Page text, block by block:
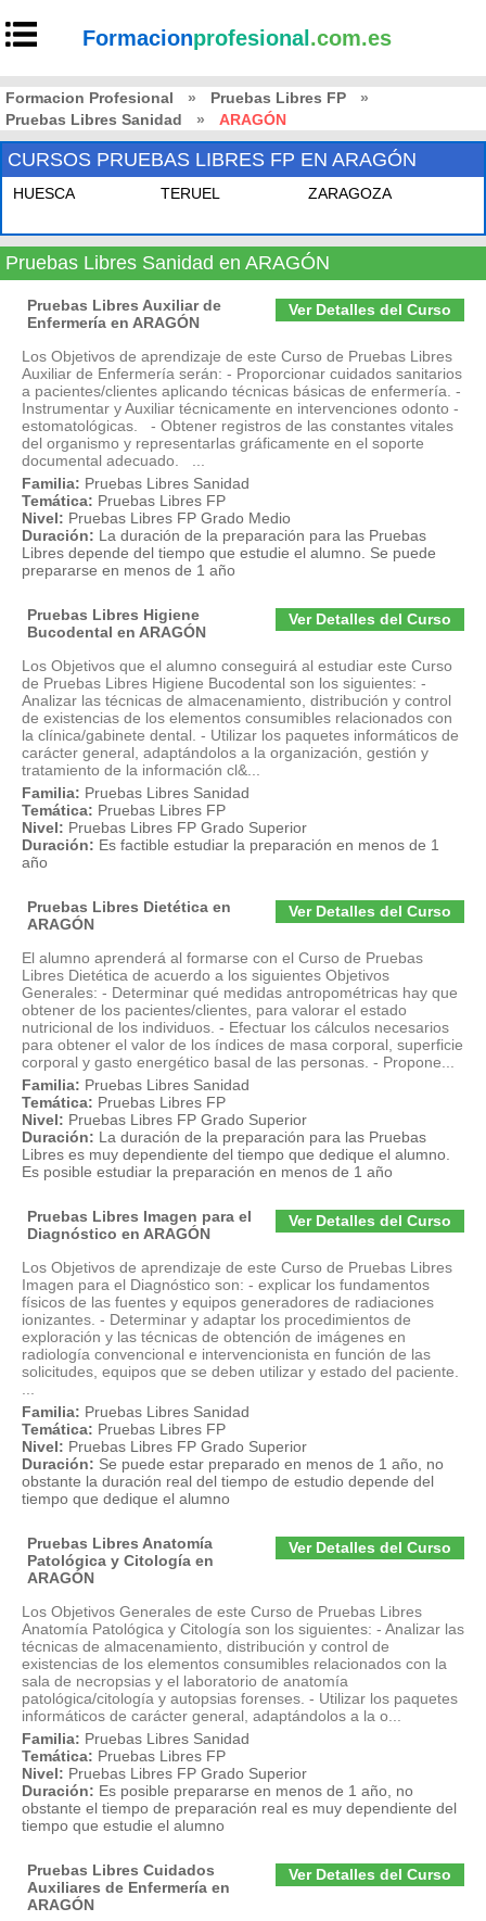
Formacionprofesional .com.es
Formacion Profesional » Pruebas Libres FP
»
Pruebas Libres Sanidad
» ARAGÓN
CURSOS PRUEBAS LIBRES FP EN ARAGÓN
HUESCA TERUEL ZARAGOZA
Pruebas Libres Sanidad en ARAGÓN
Ver Detalles del Curso
Pruebas Libres Auxiliar de
Enfermería en ARAGÓN
Los Objetivos de aprendizaje de este Curso de Pruebas Libres
Auxiliar de Enfermería serán: - Proporcionar cuidados sanitarios
a pacientes/clientes aplicando técnicas básicas de enfermería. -
Instrumentar y Auxiliar técnicamente en intervenciones odonto -
estomatológicas. - Obtener registros de las constantes vitales
del organismo y representarlas gráficamente en el soporte
documental adecuado. ...
Familia: Pruebas Libres Sanidad
Temática: Pruebas Libres FP
Nivel: Pruebas Libres FP Grado Medio
Duración: La duración de la preparación para las Pruebas
Libres depende del tiempo que estudie el alumno. Se puede
prepararse en menos de 1 año
Ver Detalles del Curso
Pruebas Libres Higiene
Bucodental en ARAGÓN
Los Objetivos que el alumno conseguirá al estudiar este Curso
de Pruebas Libres Higiene Bucodental son los siguientes: -
Analizar las técnicas de almacenamiento, distribución y control
de existencias de los elementos consumibles relacionados con
la clínica/gabinete dental. - Utilizar los paquetes informáticos de
carácter general, adaptándolos a la organización, gestión y
tratamiento de la información cl&...
Familia: Pruebas Libres Sanidad
Temática: Pruebas Libres FP
Nivel: Pruebas Libres FP Grado Superior
Duración: Es factible estudiar la preparación en menos de 1
año
Ver Detalles del Curso
Pruebas Libres Dietética en
ARAGÓN
El alumno aprenderá al formarse con el Curso de Pruebas
Libres Dietética de acuerdo a los siguientes Objetivos
Generales: - Determinar qué medidas antropométricas hay que
obtener de los pacientes/clientes, para valorar el estado
nutricional de los individuos. - Efectuar los cálculos necesarios
para obtener el valor de los índices de masa corporal, superficie
corporal y gasto energético basal de las personas. - Propone...
Familia: Pruebas Libres Sanidad
Temática: Pruebas Libres FP
Nivel: Pruebas Libres FP Grado Superior
Duración: La duración de la preparación para las Pruebas
Libres es muy dependiente del tiempo que dedique el alumno.
Es posible estudiar la preparación en menos de 1 año
Ver Detalles del Curso
Pruebas Libres Imagen para el
Diagnóstico en ARAGÓN
Los Objetivos de aprendizaje de este Curso de Pruebas Libres
Imagen para el Diagnóstico son: - explicar los fundamentos
físicos de las fuentes y equipos generadores de radiaciones
ionizantes. - Determinar y adaptar los procedimientos de
exploración y las técnicas de obtención de imágenes en
radiología convencional e intervencionista en función de las
solicitudes, equipos que se deben utilizar y estado del paciente.
Familia: Pruebas Libres Sanidad
Temática: Pruebas Libres FP
Nivel: Pruebas Libres FP Grado Superior
Duración: Se puede estar preparado en menos de 1 año, no
obstante la duración real del tiempo de estudio depende del
tiempo que dedique el alumno
Ver Detalles del Curso
Pruebas Libres Anatomía
Patológica y Citología en
ARAGÓN
Los Objetivos Generales de este Curso de Pruebas Libres
Anatomía Patológica y Citología son los siguientes: - Analizar las
técnicas de almacenamiento, distribución y control de
existencias de los elementos consumibles relacionados con la
sala de necropsias y el laboratorio de anatomía
patológica/citología y autopsias forenses. - Utilizar los paquetes
informáticos de carácter general, adaptándolos a la o...
Familia: Pruebas Libres Sanidad
Temática: Pruebas Libres FP
Nivel: Pruebas Libres FP Grado Superior
Duración: Es posible prepararse en menos de 1 año, no
obstante el tiempo de preparación real es muy dependiente del
tiempo que estudie el alumno
Ver Detalles del Curso
Pruebas Libres Cuidados
Auxiliares de Enfermería en
ARAGÓN